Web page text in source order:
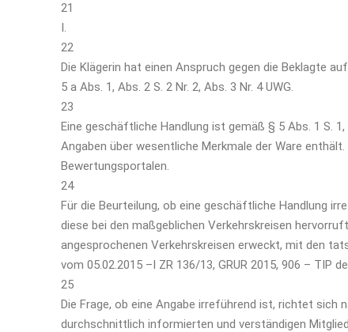
21
I.
22
Die Klägerin hat einen Anspruch gegen die Beklagte
5 a Abs. 1, Abs. 2 S. 2 Nr. 2, Abs. 3 Nr. 4 UWG.
23
Eine geschäftliche Handlung ist gemäß § 5 Abs. 1 S.
Angaben über wesentliche Merkmale der Ware
Bewertungsportalen.
24
Für die Beurteilung, ob eine geschäftliche Handlung
diese bei den maßgeblichen Verkehrskreisen
angesprochenen Verkehrskreisen erweckt, mit den
vom 05.02.2015 –I ZR 136/13, GRUR 2015, 906 – TIP
25
Die Frage, ob eine Angabe irreführend ist, richtet
durchschnittlich informierten und verständigen